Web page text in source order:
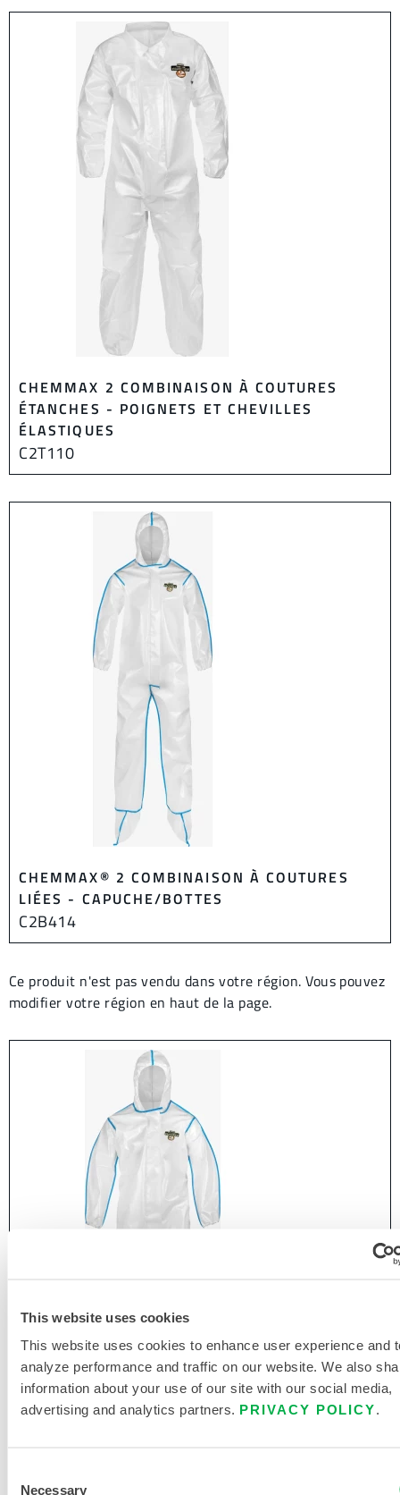
This website uses cookies
This website uses cookies to enhance user experience and
analyze performance and traffic on our website. We also
information about your use of our site with our social media,
advertising and analytics partners. PRIVACY POLICY.
Necessary
CHEMMAX 2 COMBINAISON À COUTURES
ÉTANCHES - POIGNETS ET CHEVILLES
ÉLASTIQUES
C2T110
CHEMMAX® 2 COMBINAISON À COUTURES
LIÉES - CAPUCHE/BOTTES
C2B414
Ce produit n'est pas vendu dans votre région. Vous pouvez
modifier votre région en haut de la page.
CHEMMAX® 2 COMBINAISON À COUTURES
C2B428